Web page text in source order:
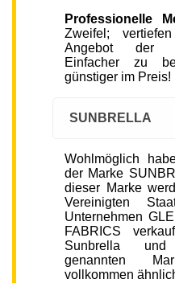
Professionelle
Zweifel;
Angebot der
Einfacher zu
günstiger im Preis!
SUNBRELLA
Wohlmöglich
der Marke
dieser Marke
Vereinigten
Unternehmen
FABRICS
Sunbrella
genannten
vollkommen